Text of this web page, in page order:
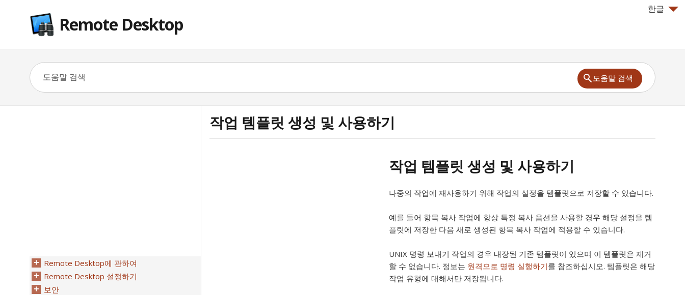
한글
Remote Desktop
도움말 검색
작업 템플릿 생성 및 사용하기
작업 템플릿 생성 및 사용하기
나중의 작업에 재사용하기 위해 작업의 설정을 템플릿으로 저장할 수 있습니다.
예를 들어 항목 복사 작업에 항상 특정 복사 옵션을 사용할 경우 해당 설정을 템
플릿에 저장한 다음 새로 생성된 항목 복사 작업에 적용할 수 있습니다.
UNIX 명령 보내기 작업의 경우 내장된 기존 템플릿이 있으며 이 템플릿은 제거
할 수 없습니다. 정보는 원격으로 명령 실행하기를 참조하십시오. 템플릿은 해당
작업 유형에 대해서만 저장됩니다.
Remote Desktop에 관하여
Remote Desktop 설정하기
보안